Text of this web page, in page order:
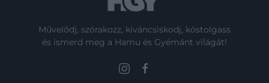
Művelődj, szórakozz, kíváncsiskodj, kóstolgass
és ismerd meg a Hamu és Gyémánt világát!